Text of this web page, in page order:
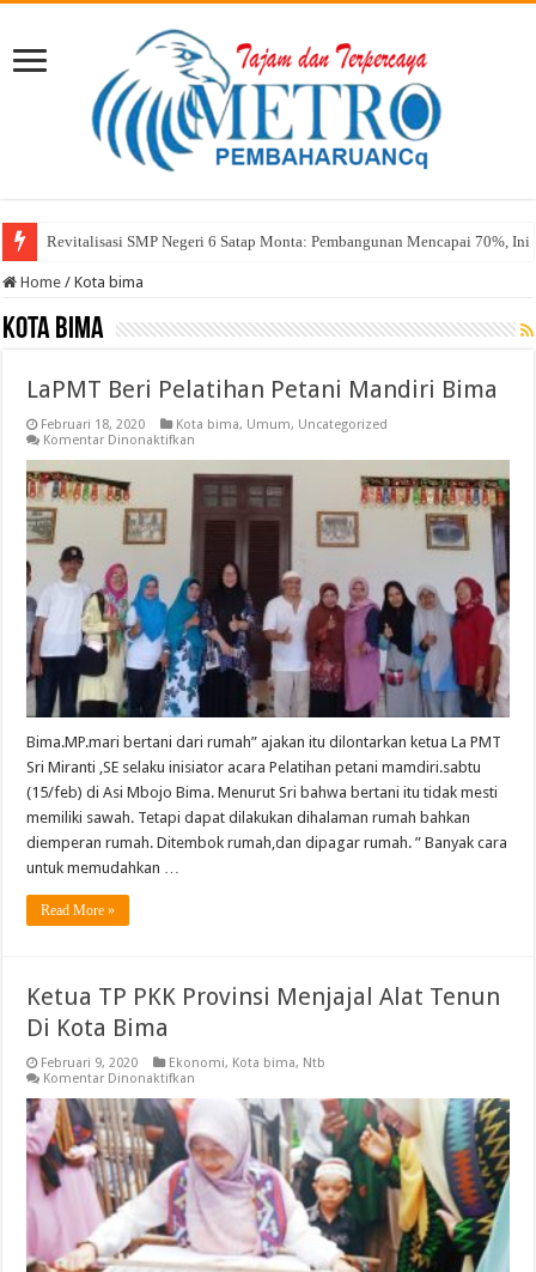
Revitalisasi SMP Negeri 6 Satap Monta: Pembangunan Mencapai 70%,
Home / Kota bima
Kota bima
LaPMT Beri Pelatihan Petani Mandiri Bima
Februari 18, 2020 Kota bima, Umum, Uncategorized
Komentar Dinonaktifkan
Beri
Pelatihan
Petani
Mandiri
Bima.MP.mari bertani dari rumah” ajakan itu dilontarkan ketua La PMT
Sri Miranti ,SE selaku inisiator acara Pelatihan petani mamdiri.sabtu
(15/feb) di Asi Mbojo Bima. Menurut Sri bahwa bertani itu tidak mesti
memiliki sawah. Tetapi dapat dilakukan dihalaman rumah bahkan
diemperan rumah. Ditembok rumah,dan dipagar rumah. ” Banyak cara
untuk memudahkan …
Read More »
Ketua TP PKK Provinsi Menjajal Alat Tenun
Di Kota Bima
Februari 9, 2020 Ekonomi, Kota bima, Ntb
Komentar Dinonaktifkan
TP
PKK
Provinsi
Menjajal
Alat
Tenun
Di
Kota
Bima